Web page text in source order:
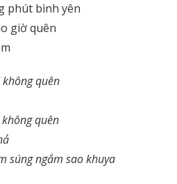
phút bình yên
giờ quên
quên
quên
súng ngắm sao khuya